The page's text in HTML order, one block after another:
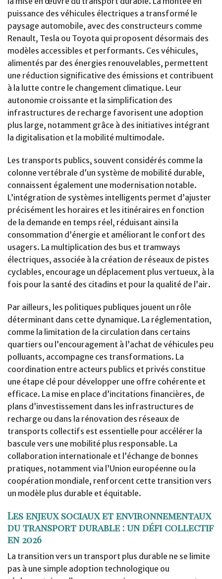
puissance des véhicules électriques a transformé le
paysage automobile, avec des constructeurs comme
Renault, Tesla ou Toyota qui proposent désormais des
modèles accessibles et performants. Ces véhicules,
alimentés par des énergies renouvelables, permettent
une réduction significative des émissions et contribuent
à la lutte contre le changement climatique. Leur
autonomie croissante et la simplification des
infrastructures de recharge favorisent une adoption
plus large, notamment grâce à des initiatives intégrant
la digitalisation et la mobilité multimodale.
Les transports publics, souvent considérés comme la
colonne vertébrale d’un système de mobilité durable,
connaissent également une modernisation notable.
L’intégration de systèmes intelligents permet d’ajuster
précisément les horaires et les itinéraires en fonction
de la demande en temps réel, réduisant ainsi la
consommation d’énergie et améliorant le confort des
usagers. La multiplication des bus et tramways
électriques, associée à la création de réseaux de pistes
cyclables, encourage un déplacement plus vertueux, à la
fois pour la santé des citadins et pour la qualité de l’air.
Par ailleurs, les politiques publiques jouent un rôle
déterminant dans cette dynamique. La réglementation,
comme la limitation de la circulation dans certains
quartiers ou l’encouragement à l’achat de véhicules peu
polluants, accompagne ces transformations. La
coordination entre acteurs publics et privés constitue
une étape clé pour développer une offre cohérente et
efficace. La mise en place d’incitations financières, de
plans d’investissement dans les infrastructures de
recharge ou dans la rénovation des réseaux de
transports collectifs est essentielle pour accélérer la
bascule vers une mobilité plus responsable. La
collaboration internationale et l’échange de bonnes
pratiques, notamment via l’Union européenne ou la
coopération mondiale, renforcent cette transition vers
un modèle plus durable et équitable.
Les enjeux sociaux et environnementaux
du transport durable : un défi collectif
en 2026
La transition vers un transport plus durable ne se limite
pas à une simple adoption technologique ou